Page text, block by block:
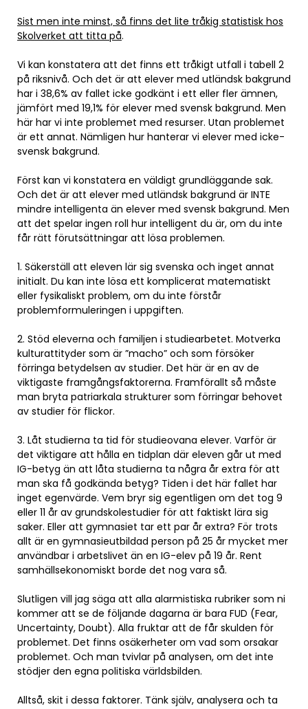
Sist men inte minst, så finns det lite tråkig statistisk hos
Skolverket att titta på.
Vi kan konstatera att det finns ett tråkigt utfall i tabell 2
på riksnivå. Och det är att elever med utländsk bakgrund
har i 38,6% av fallet icke godkänt i ett eller fler ämnen,
jämfört med 19,1% för elever med svensk bakgrund. Men
här har vi inte problemet med resurser. Utan problemet
är ett annat. Nämligen hur hanterar vi elever med icke-
svensk bakgrund.
Först kan vi konstatera en väldigt grundläggande sak.
Och det är att elever med utländsk bakgrund är INTE
mindre intelligenta än elever med svensk bakgrund. Men
att det spelar ingen roll hur intelligent du är, om du inte
får rätt förutsättningar att lösa problemen.
1. Säkerställ att eleven lär sig svenska och inget annat
initialt. Du kan inte lösa ett komplicerat matematiskt
eller fysikaliskt problem, om du inte förstår
problemformuleringen i uppgiften.
2. Stöd eleverna och familjen i studiearbetet. Motverka
kulturattityder som är ”macho” och som försöker
förringa betydelsen av studier. Det här är en av de
viktigaste framgångsfaktorerna. Framförallt så måste
man bryta patriarkala strukturer som förringar behovet
av studier för flickor.
3. Låt studierna ta tid för studieovana elever. Varför är
det viktigare att hålla en tidplan där eleven går ut med
IG-betyg än att låta studierna ta några år extra för att
man ska få godkända betyg? Tiden i det här fallet har
inget egenvärde. Vem bryr sig egentligen om det tog 9
eller 11 år av grundskolestudier för att faktiskt lära sig
saker. Eller att gymnasiet tar ett par år extra? För trots
allt är en gymnasieutbildad person på 25 år mycket mer
användbar i arbetslivet än en IG-elev på 19 år. Rent
samhällsekonomiskt borde det nog vara så.
Slutligen vill jag säga att alla alarmistiska rubriker som ni
kommer att se de följande dagarna är bara FUD (Fear,
Uncertainty, Doubt). Alla fruktar att de får skulden för
problemet. Det finns osäkerheter om vad som orsakar
problemet. Och man tvivlar på analysen, om det inte
stödjer den egna politiska världsbilden.
Alltså, skit i dessa faktorer. Tänk själv, analysera och ta